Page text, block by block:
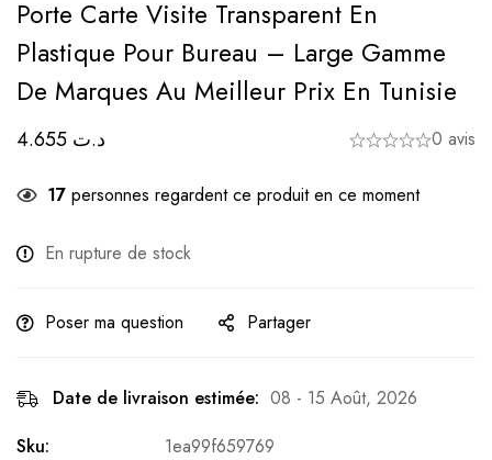
Porte Carte Visite Transparent En
Plastique Pour Bureau – Large Gamme
De Marques Au Meilleur Prix En Tunisie
د.ت 0 avis
17 personnes regardent ce produit en ce moment
En rupture de stock
Poser ma question Partager
Date de livraison estimée: 08 - 15 Août, 2026
Sku:
1ea99f659769